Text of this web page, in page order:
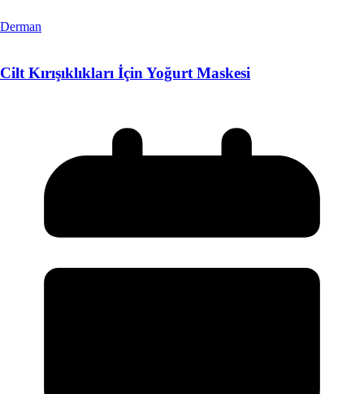
Derman
Cilt Kırışıklıkları İçin Yoğurt Maskesi